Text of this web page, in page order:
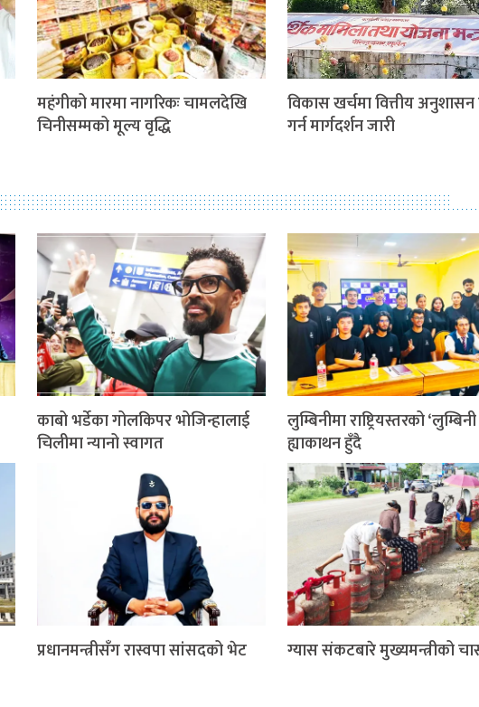
महंगीको मारमा नागरिकः चामलदेखि
चिनीसम्मको मूल्य वृद्धि
विकास खर्चमा वित्तीय
गर्न मार्गदर्शन जारी
काबो भर्डेका गोलकिपर भोजिन्हालाई
चिलीमा न्यानो स्वागत
लुम्बिनीमा राष्ट्रियस्तरको
ह्याकाथन हुँदै
प्रधानमन्त्रीसँग रास्वपा सांसदको भेट ग्यास संकटबारे मुख्यमन्त्रीको